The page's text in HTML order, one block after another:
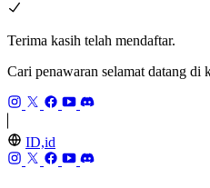
Terima kasih telah mendaftar.
Cari penawaran selamat datang di
ID,id